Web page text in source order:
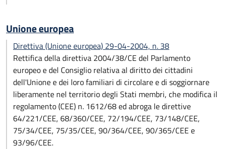
Unione europea
Direttiva (Unione europea) 29-04-2004, n. 38
Rettifica della direttiva 2004/38/CE del Parlamento
europeo e del Consiglio relativa al diritto dei cittadini
dell'Unione e dei loro familiari di circolare e di soggiornare
liberamente nel territorio degli Stati membri, che modifica il
regolamento (CEE) n. 1612/68 ed abroga le direttive
64/221/CEE, 68/360/CEE, 72/194/CEE, 73/148/CEE,
75/34/CEE, 75/35/CEE, 90/364/CEE, 90/365/CEE e
93/96/CEE.